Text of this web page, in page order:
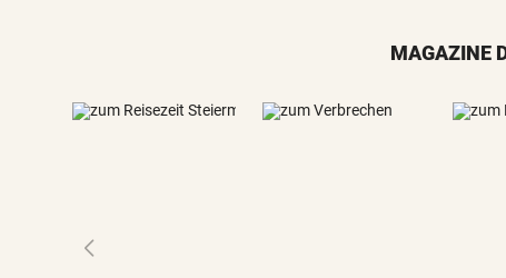
MAGAZINE